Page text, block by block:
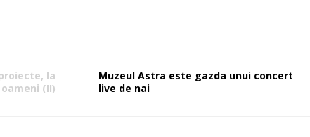
la
oameni (II)
Muzeul Astra este gazda unui concert
live de nai